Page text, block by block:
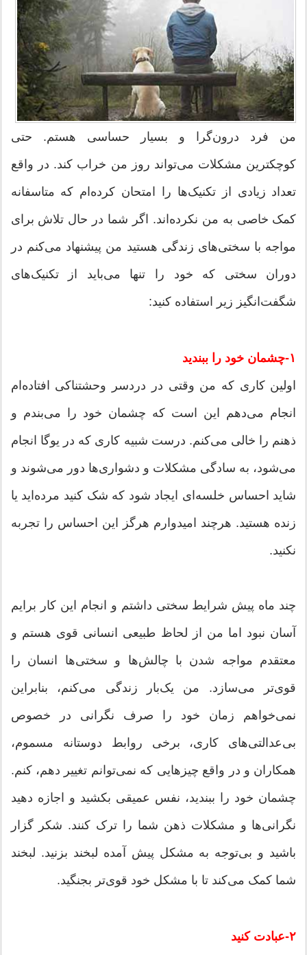
من فرد درون‌گرا و بسیار حساسی هستم. حتی
کوچکترین مشکلات می‌تواند روز من خراب کند. در واقع
تعداد زیادی از تکنیک‌ها را امتحان کرده‌ام که متاسفانه
کمک خاصی به من نکرده‌اند. اگر شما در حال تلاش برای
مواجه با سختی‌های زندگی هستید من پیشنهاد می‌کنم در
دوران سختی که خود را تنها می‌باید از تکنیک‌های
شگفت‌انگیز زیر استفاده کنید:
۱-چشمان خود را ببندید
اولین کاری که من وقتی در دردسر وحشتناکی افتاده‌ام
انجام می‌دهم این است که چشمان خود را می‌بندم و
ذهنم را خالی می‌کنم. درست شبیه کاری که در یوگا انجام
می‌شود، به سادگی مشکلات و دشواری‌ها دور می‌شوند و
شاید احساس خلسه‌ای ایجاد شود که شک کنید مرده‌اید یا
زنده هستید. هرچند امیدوارم هرگز این احساس را تجربه
نکنید.
چند ماه پیش شرایط سختی داشتم و انجام این کار برایم
آسان نبود اما من از لحاظ طبیعی انسانی قوی هستم و
معتقدم مواجه شدن با چالش‌ها و سختی‌ها انسان را
قوی‌تر می‌سازد. من یک‌بار زندگی می‌کنم، بنابراین
نمی‌خواهم زمان خود را صرف نگرانی در خصوص
بی‌عدالتی‌های کاری، برخی روابط دوستانه مسموم،
همکاران و در واقع چیزهایی که نمی‌توانم تغییر دهم، کنم.
چشمان خود را ببندید، نفس عمیقی بکشید و اجازه دهید
نگرانی‌ها و مشکلات ذهن شما را ترک کنند. شکر گزار
باشید و بی‌توجه به مشکل پیش آمده لبخند بزنید. لبخند
شما کمک می‌کند تا با مشکل خود قوی‌تر بجنگید.
۲-عبادت کنید